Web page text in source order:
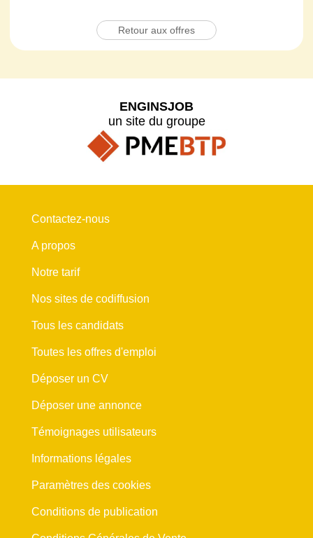
Retour aux offres
ENGINSJOB
un site du groupe
Contactez-nous
A propos
Notre tarif
Nos sites de codiffusion
Tous les candidats
Toutes les offres d'emploi
Déposer un CV
Déposer une annonce
Témoignages utilisateurs
Informations légales
Paramètres des cookies
Conditions de publication